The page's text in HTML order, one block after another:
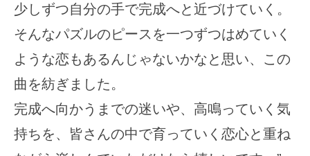
少しずつ自分の手で完成へと近づけていく。
そんなパズルのピースを一つずつはめていく
ような恋もあるんじゃないかなと思い、この
曲を紡ぎました。
完成へ向かうまでの迷いや、高鳴っていく気
持ちを、皆さんの中で育っていく恋心と重ね